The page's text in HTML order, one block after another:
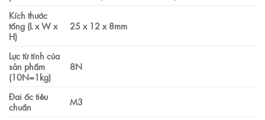
Kích thước
tổng (L x W x
H)
25 x 12 x 8mm
Lực từ tính của
sản phẩm
(10N=1kg)
8N
Đai ốc tiêu
chuẩn
M3